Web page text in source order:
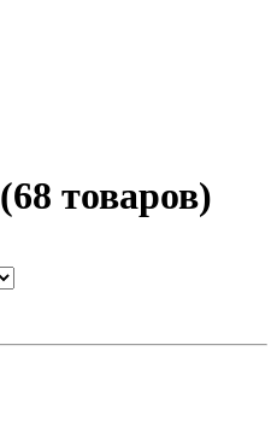
(68 товаров)